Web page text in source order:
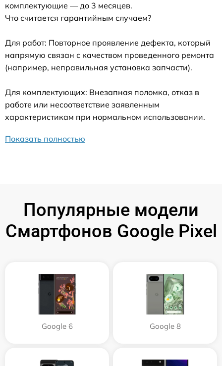
комплектующие — до 3 месяцев.
Что считается гарантийным случаем?
Для работ: Повторное проявление дефекта, который
напрямую связан с качеством проведенного ремонта
(например, неправильная установка запчасти).
Для комплектующих: Внезапная поломка, отказ в
работе или несоответствие заявленным
характеристикам при нормальном использовании.
Показать полностью
Популярные модели
Смартфонов Google Pixel
Google 6 Google 8